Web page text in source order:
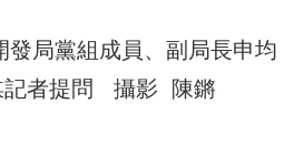
局黨組成員、副局長申均
記者提問 攝影 陳鏘